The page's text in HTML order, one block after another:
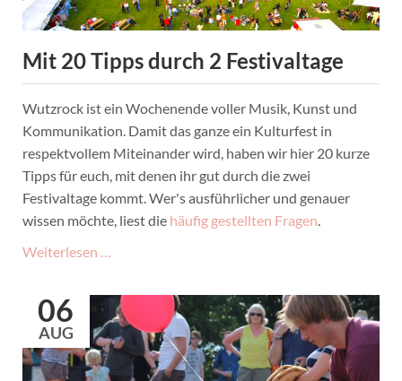
Eichbaumsee
Mit 20 Tipps durch 2 Festivaltage
Wutzrock ist ein Wochenende voller Musik, Kunst und
Kommunikation. Damit das ganze ein Kulturfest in
respektvollem Miteinander wird, haben wir hier 20 kurze
Tipps für euch, mit denen ihr gut durch die zwei
Festivaltage kommt. Wer's ausführlicher und genauer
wissen möchte, liest die häufig gestellten Fragen.
Weiterlesen …
Tipps
durch
2
Festivaltage
06
AUG